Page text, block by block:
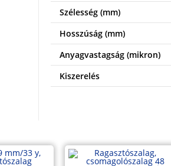
Szélesség (mm)
Hosszúság (mm)
Anyagvastagság (mikron)
Kiszerelés